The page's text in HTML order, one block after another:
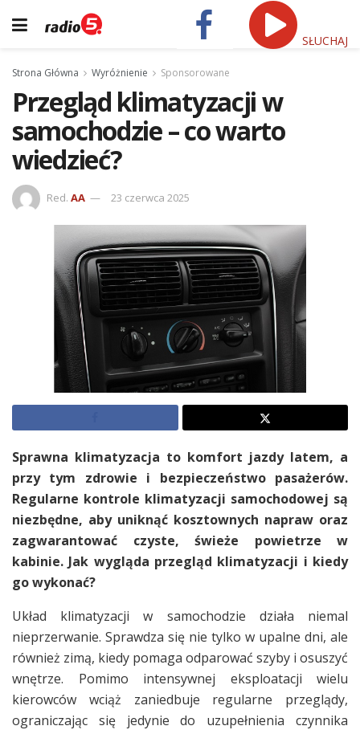
SŁUCHAJ
Strona Główna Wyróżnienie Sponsorowane
Przegląd klimatyzacji w
samochodzie – co warto
wiedzieć?
Red. AA 23 czerwca 2025
Sprawna klimatyzacja to komfort jazdy latem, a
przy tym zdrowie i bezpieczeństwo pasażerów.
Regularne kontrole klimatyzacji samochodowej są
niezbędne, aby uniknąć kosztownych napraw oraz
zagwarantować czyste, świeże powietrze w
kabinie. Jak wygląda przegląd klimatyzacji i kiedy
go wykonać?
Układ klimatyzacji w samochodzie działa niemal
nieprzerwanie. Sprawdza się nie tylko w upalne dni, ale
również zimą, kiedy pomaga odparować szyby i osuszyć
wnętrze. Pomimo intensywnej eksploatacji wielu
kierowców wciąż zaniedbuje regularne przeglądy,
ograniczając się jedynie do uzupełnienia czynnika